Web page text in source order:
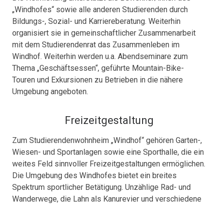
„Windhofes“ sowie alle anderen Studierenden durch
Bildungs-, Sozial- und Karriereberatung. Weiterhin
organisiert sie in gemeinschaftlicher Zusammenarbeit
mit dem Studierendenrat das Zusammenleben im
Windhof. Weiterhin werden u.a. Abendseminare zum
Thema „Geschäftsessen“, geführte Mountain-Bike-
Touren und Exkursionen zu Betrieben in die nähere
Umgebung angeboten.
Freizeitgestaltung
Zum Studierendenwohnheim „Windhof“ gehören Garten-,
Wiesen- und Sportanlagen sowie eine Sporthalle, die ein
weites Feld sinnvoller Freizeitgestaltungen ermöglichen.
Die Umgebung des Windhofes bietet ein breites
Spektrum sportlicher Betätigung. Unzählige Rad- und
Wanderwege, die Lahn als Kanurevier und verschiedene